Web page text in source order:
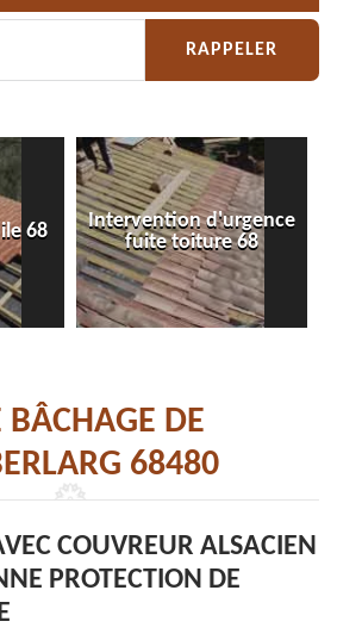
68
Intervention d'urgence
fuite toiture 68
BÂCHAGE DE
68480
COUVREUR ALSACIEN
PROTECTION DE